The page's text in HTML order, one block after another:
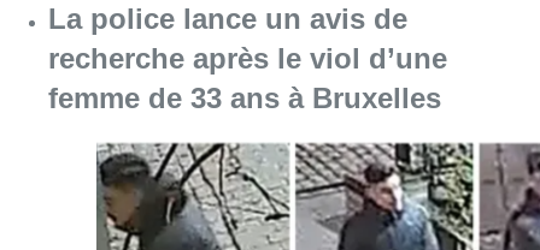
La police lance un avis de
recherche après le viol d’une
femme de 33 ans à Bruxelles